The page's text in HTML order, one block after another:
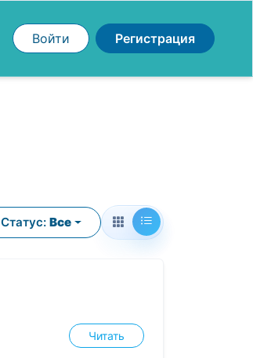
Войти Регистрация
Статус: Все
Читать